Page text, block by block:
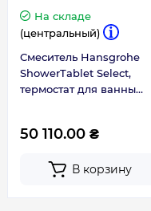
Длина, мм
На складе
(центральный)
Смеситель Hansgrohe
ShowerTablet Select,
термостат для ванны
50 110.00 ₴
В корзину